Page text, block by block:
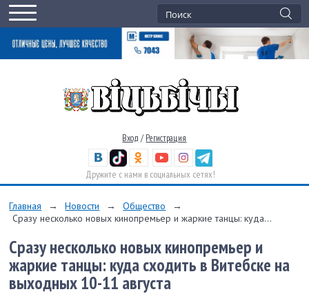
Вход / Регистрация
Дружите с нами в социальных сетях!
Главная → Новости → Общество
→
Сразу несколько новых кинопремьер и жаркие танцы: куда...
Сразу несколько новых кинопремьер и
жаркие танцы: куда сходить в Витебске на
выходных 10-11 августа